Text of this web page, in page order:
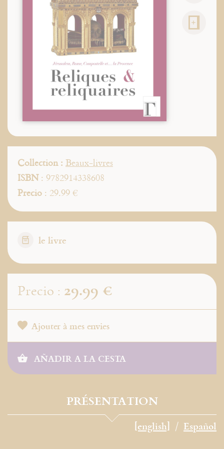
Collection : Beaux-livres
ISBN: 9782914338608
Precio : 29.99 €
le livre
Precio : 29.99 €
Ajouter à mes envies
AÑADIR A LA CESTA
PRÉSENTATION
[english] Español